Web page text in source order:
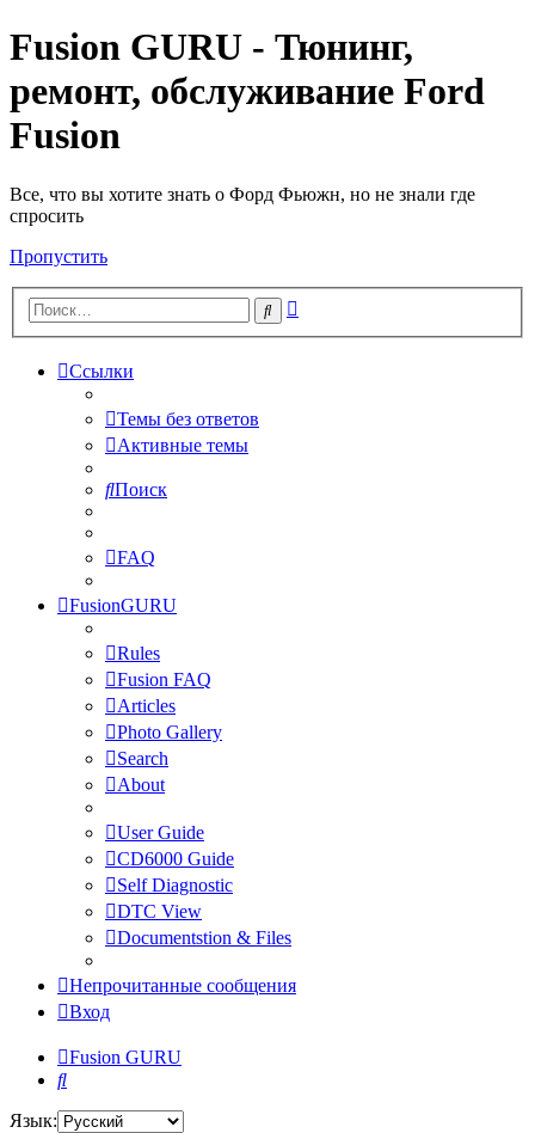
Fusion GURU - Тюнинг,
ремонт, обслуживание Ford
Fusion
Все, что вы хотите знать о Форд Фьюжн, но не знали где
спросить
Пропустить
Поиск
Ссылки
Темы без ответов
Активные темы
Поиск
FAQ
FusionGURU
Rules
Fusion FAQ
Articles
Photo Gallery
Search
About
User Guide
CD6000 Guide
Self Diagnostic
DTC View
Documentstion & Files
Непрочитанные сообщения
Вход
Fusion GURU
Поиск
Язык: